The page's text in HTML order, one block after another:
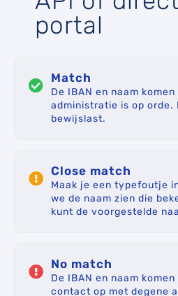
portal
Match
De IBAN en naam
administratie is op orde.
bewijslast.
Close match
Maak je een typefoutje
we de naam zien die
kunt de voorgestelde
No match
De IBAN en naam
contact op met degene